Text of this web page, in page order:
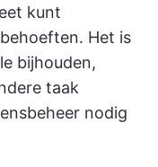
kunt
Het is
bijhouden,
taak
nodig